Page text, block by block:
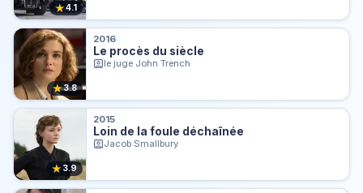
★4.1
★3.8
2016
Le procès du siècle
le juge John Trench
★ 3.9
2015
Loin de la foule déchaînée
Jacob Smallbury